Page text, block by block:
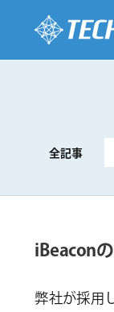
全記事
iBeacon
弊社が採用